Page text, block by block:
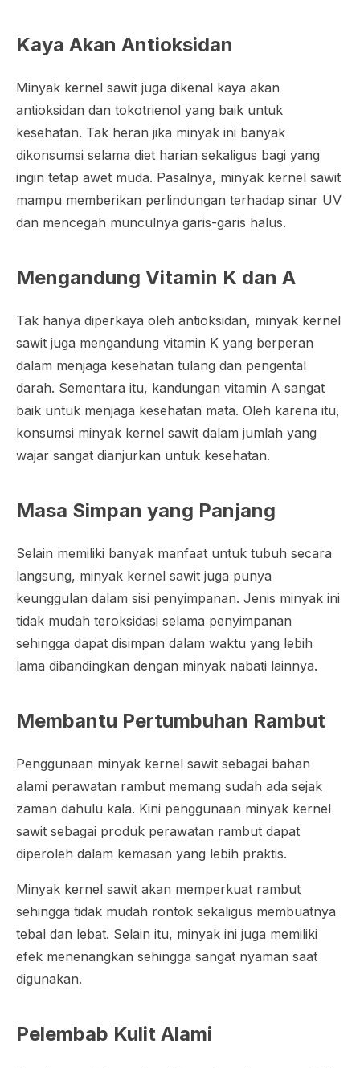
Kaya Akan Antioksidan
Minyak kernel sawit juga dikenal kaya akan
antioksidan dan tokotrienol yang baik untuk
kesehatan. Tak heran jika minyak ini banyak
dikonsumsi selama diet harian sekaligus bagi yang
ingin tetap awet muda. Pasalnya, minyak kernel sawit
mampu memberikan perlindungan terhadap sinar UV
dan mencegah munculnya garis-garis halus.
Mengandung Vitamin K dan A
Tak hanya diperkaya oleh antioksidan, minyak kernel
sawit juga mengandung vitamin K yang berperan
dalam menjaga kesehatan tulang dan pengental
darah. Sementara itu, kandungan vitamin A sangat
baik untuk menjaga kesehatan mata. Oleh karena itu,
konsumsi minyak kernel sawit dalam jumlah yang
wajar sangat dianjurkan untuk kesehatan.
Masa Simpan yang Panjang
Selain memiliki banyak manfaat untuk tubuh secara
langsung, minyak kernel sawit juga punya
keunggulan dalam sisi penyimpanan. Jenis minyak ini
tidak mudah teroksidasi selama penyimpanan
sehingga dapat disimpan dalam waktu yang lebih
lama dibandingkan dengan minyak nabati lainnya.
Membantu Pertumbuhan Rambut
Penggunaan minyak kernel sawit sebagai bahan
alami perawatan rambut memang sudah ada sejak
zaman dahulu kala. Kini penggunaan minyak kernel
sawit sebagai produk perawatan rambut dapat
diperoleh dalam kemasan yang lebih praktis.
Minyak kernel sawit akan memperkuat rambut
sehingga tidak mudah rontok sekaligus membuatnya
tebal dan lebat. Selain itu, minyak ini juga memiliki
efek menenangkan sehingga sangat nyaman saat
digunakan.
Pelembab Kulit Alami